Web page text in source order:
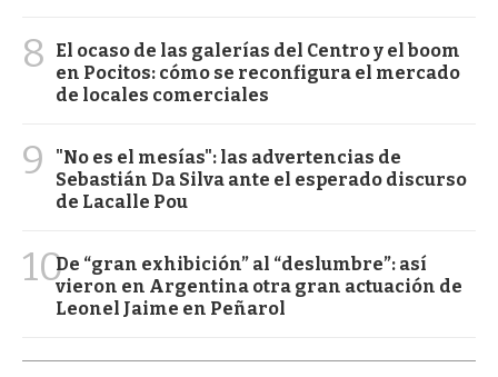
8
El ocaso de las galerías del Centro y el boom
en Pocitos: cómo se reconfigura el mercado
de locales comerciales
9
"No es el mesías": las advertencias de
Sebastián Da Silva ante el esperado discurso
de Lacalle Pou
10De “gran exhibición” al “deslumbre”: así
vieron en Argentina otra gran actuación de
Leonel Jaime en Peñarol